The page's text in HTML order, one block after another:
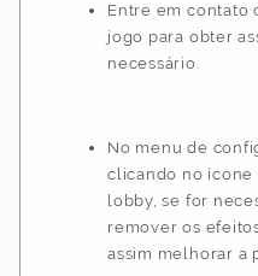
Entre em contato
jogo para obter
necessário.
No menu de
clicando no ícone
lobby, se for
remover os
assim melhorar a